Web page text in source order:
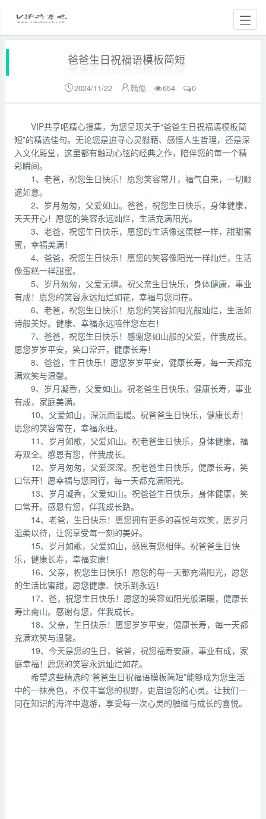
爸爸生日祝福语模板简短
2024/11/22 韩俊 654 0
VIP共享吧精心搜集，为您呈现关于“爸爸生日祝福语模板简
短”的精选佳句。无论您是追寻心灵慰藉、感悟人生哲理，还是深
入文化殿堂，这里都有触动心弦的经典之作，陪伴您的每一个精
彩瞬间。
1、老爸，祝您生日快乐！愿您笑容常开，福气自来，一切顺
遂如意。
2、岁月匆匆，父爱如山。爸爸，祝您生日快乐，身体健康，
天天开心！愿您的笑容永远灿烂，生活充满阳光。
3、老爸，祝您生日快乐，愿您的生活像这蛋糕一样，甜甜蜜
蜜，幸福美满！
4、爸爸，祝您生日快乐！愿您的笑容像阳光一样灿烂，生活
像蛋糕一样甜蜜。
5、岁月匆匆，父爱无疆。祝父亲生日快乐，身体健康，事业
有成！愿您的笑容永远灿烂如花，幸福与您同在。
6、老爸，祝您生日快乐！愿您的笑容如阳光般灿烂，生活如
诗般美好。健康、幸福永远陪伴您左右！
7、爸爸，祝您生日快乐！感谢您如山般的父爱，伴我成长。
愿您岁岁平安，笑口常开，健康长寿！
8、爸爸，生日快乐！愿您岁岁平安，健康长寿，每一天都充
满欢笑与温馨。
9、岁月凝香，父爱如山。祝老爸生日快乐，健康长寿，事业
有成，家庭美满。
10、父爱如山，深沉而温暖。祝爸爸生日快乐，健康长寿！
愿您的笑容常在，幸福永驻。
11、岁月如歌，父爱如山。祝老爸生日快乐，身体健康，福
寿双全。感恩有您，伴我成长。
12、岁月匆匆，父爱深深。祝老爸生日快乐，健康长寿，笑
口常开！愿幸福与您同行，每一天都充满阳光。
13、岁月凝香，父爱如山。祝爸爸生日快乐，身体健康，笑
口常开。感恩有您，伴我成长路。
14、老爸，生日快乐！愿您拥有更多的喜悦与欢笑，愿岁月
温柔以待，让您享受每一刻的美好。
15、岁月如歌，父爱如山，感恩有您相伴。祝爸爸生日快
乐，健康长寿，幸福安康！
16、父亲，祝您生日快乐！愿您的每一天都充满阳光，愿您
的生活比蜜甜，愿您健康、快乐到永远！
17、爸，祝您生日快乐！愿您的笑容如阳光般温暖，健康长
寿比南山。感谢有您，伴我成长。
18、父亲，生日快乐！愿您岁岁平安，健康长寿，每一天都
充满欢笑与温馨。
19、今天是您的生日，爸爸，祝您福寿安康，事业有成，家
庭幸福！愿您的笑容永远灿烂如花。
希望这些精选的“爸爸生日祝福语模板简短”能够成为您生活
中的一抹亮色，不仅丰富您的视野，更启迪您的心灵。让我们一
同在知识的海洋中遨游，享受每一次心灵的触碰与成长的喜悦。